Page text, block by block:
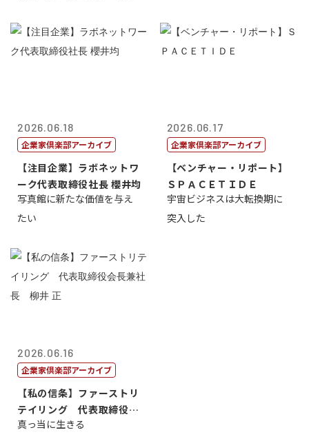
2026.06.18
企業家倶楽部アーカイブ
【注目企業】ラボネットワ
ーク代表取締役社長 櫻井均
写真館に新たな価値を与え
たい
2026.06.17
企業家倶楽部アーカイブ
【ベンチャー・リポート】
ＳＰＡＣＥＴＩＤＥ
宇宙ビジネスは大転換期に
突入した
2026.06.16
企業家倶楽部アーカイブ
【私の信条】ファーストリ
テイリング 代表取締役会
長兼社長 柳...
真っ当に生きる